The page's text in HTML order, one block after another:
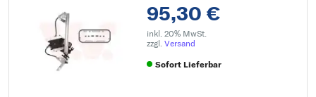
95,30 €
inkl. 20% MwSt.
zzgl. Versand
Sofort Lieferbar